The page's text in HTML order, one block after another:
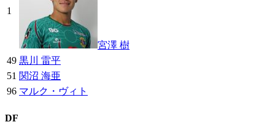
1
宮澤 樹
49 黒川 雷平
51 関沼 海亜
96 マルク・ヴィト
DF